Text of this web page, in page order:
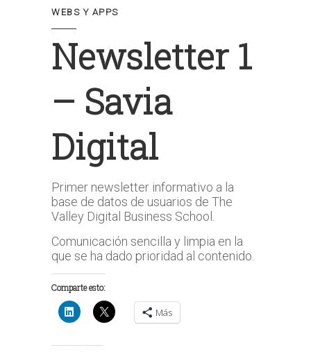
WEBS Y APPS
Newsletter 1
– Savia
Digital
Primer newsletter informativo a la
base de datos de usuarios de The
Valley Digital Business School.
Comunicación sencilla y limpia en la
que se ha dado prioridad al contenido.
Comparte esto:
Más